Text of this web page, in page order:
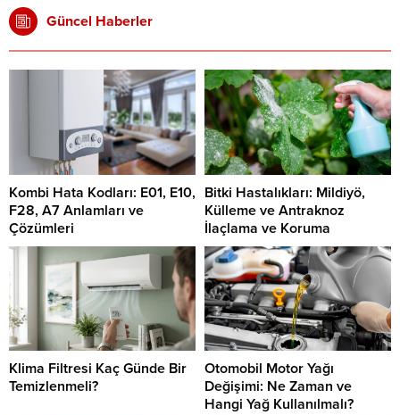
Güncel Haberler
Kombi Hata Kodları: E01, E10,
F28, A7 Anlamları ve
Çözümleri
Bitki Hastalıkları: Mildiyö,
Külleme ve Antraknoz
İlaçlama ve Koruma
Klima Filtresi Kaç Günde Bir
Temizlenmeli?
Otomobil Motor Yağı
Değişimi: Ne Zaman ve
Hangi Yağ Kullanılmalı?